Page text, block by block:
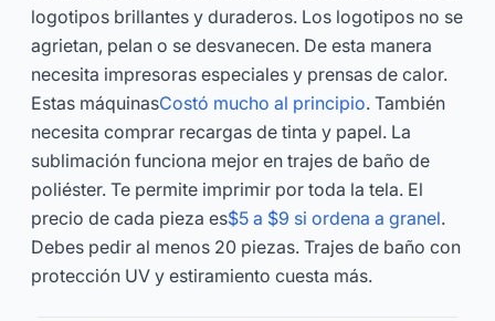
logotipos brillantes y duraderos. Los logotipos no se
agrietan, pelan o se desvanecen. De esta manera
necesita impresoras especiales y prensas de calor.
Estas máquinasCostó mucho al principio. También
necesita comprar recargas de tinta y papel. La
sublimación funciona mejor en trajes de baño de
poliéster. Te permite imprimir por toda la tela. El
precio de cada pieza es$5 a $9 si ordena a granel.
Debes pedir al menos 20 piezas. Trajes de baño con
protección UV y estiramiento cuesta más.